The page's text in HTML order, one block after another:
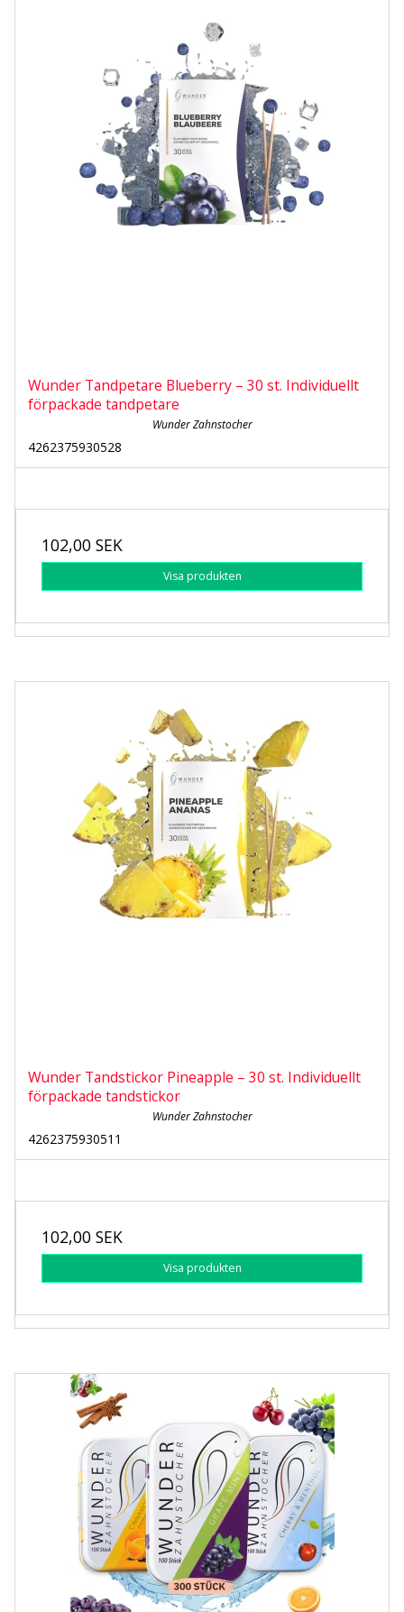
Wunder Tandpetare Blueberry – 30 st. Individuellt
förpackade tandpetare
Wunder Zahnstocher
4262375930528
102,00 SEK
Visa produkten
Wunder Tandstickor Pineapple – 30 st. Individuellt
förpackade tandstickor
Wunder Zahnstocher
4262375930511
102,00 SEK
Visa produkten